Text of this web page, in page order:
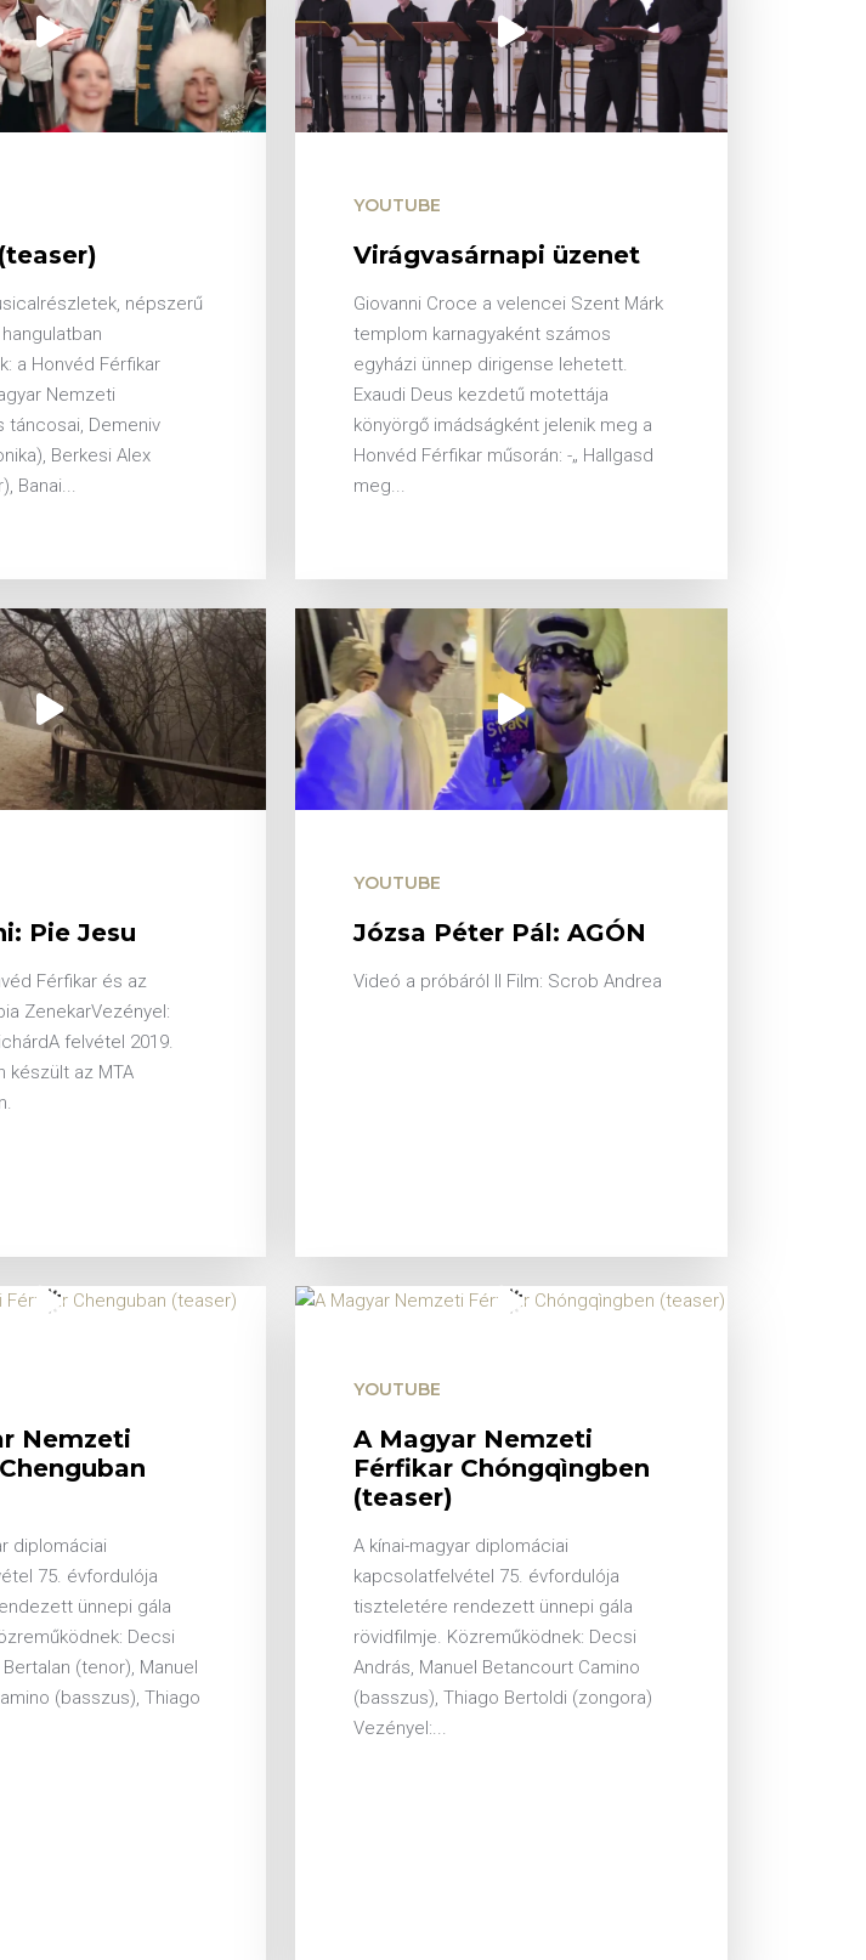
népszerű
a Honvéd Férfikar
Nemzeti
táncosai, Demeniv
Berkesi Alex
Banai...
YOUTUBE
Virágvasárnapi üzenet
Giovanni Croce a velencei Szent Márk
templom karnagyaként számos
egyházi ünnep dirigense lehetett.
Exaudi Deus kezdetű motettája
könyörgő imádságként jelenik meg a
Honvéd Férfikar műsorán: -„ Hallgasd
meg...
Pie Jesu
Férfikar és az
ZenekarVezényel:
felvétel 2019.
készült az MTA
YOUTUBE
Józsa Péter Pál: AGÓN
Videó a próbáról II Film: Scrob Andrea
Nemzeti
diplomáciai
75. évfordulója
ünnepi gála
Decsi
(tenor), Manuel
(basszus), Thiago
YOUTUBE
A Magyar Nemzeti
Férfikar Chóngqìngben
(teaser)
A kínai-magyar diplomáciai
kapcsolatfelvétel 75. évfordulója
tiszteletére rendezett ünnepi gála
rövidfilmje. Közreműködnek: Decsi
András, Manuel Betancourt Camino
(basszus), Thiago Bertoldi (zongora)
Vezényel:...